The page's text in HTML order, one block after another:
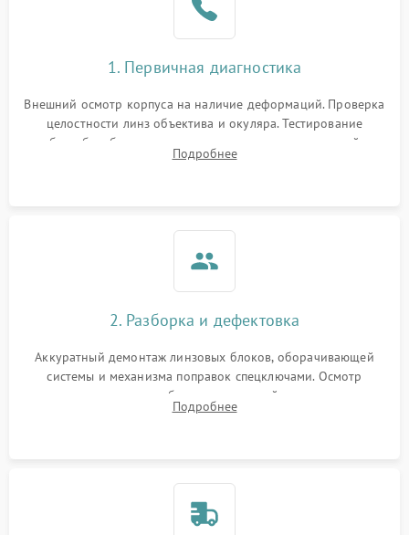
1. Первичная диагностика
Внешний осмотр корпуса на наличие деформаций. Проверка
целостности линз объектива и окуляра. Тестирование
работы барабанчиков ввода поправок, кольца отстройки
параллакса и зума. Выявление сколов, внутренних
Подробнее
2. Разборка и дефектовка
Аккуратный демонтаж линзовых блоков, оборачивающей
системы и механизма поправок спецключами. Осмотр
внутренних резьбовых соединений, пружин и
уплотнительных колец. Поиск причин люфта, смещения
Подробнее